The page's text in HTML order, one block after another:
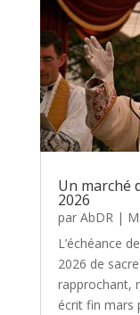
Un marché
2026
par AbDR |
L’échéance
2026 de
rapprochant,
écrit fin mars